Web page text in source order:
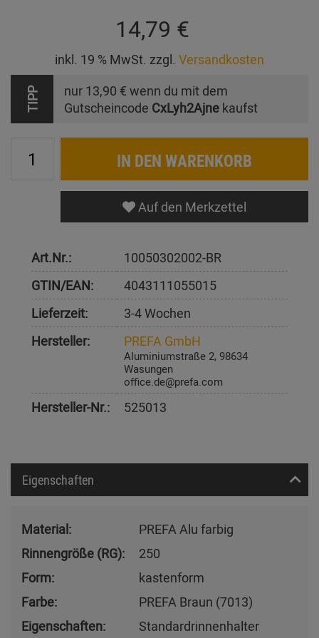
14,79 €
inkl. 19 % MwSt. zzgl. Versandkosten
TIPP nur 13,90 € wenn du mit dem
Gutscheincode CxLyh2Ajne kaufst
IN DEN WARENKORB
Auf den Merkzettel
Art.Nr.:
10050302002-BR
GTIN/EAN:
4043111055015
Lieferzeit:
3-4 Wochen
Hersteller:
PREFA GmbH
Aluminiumstraße 2, 98634
Wasungen
office.de@prefa.com
Hersteller-Nr.: 525013
Eigenschaften
Material:
PREFA Alu farbig
Rinnengröße (RG):
250
Form:
kastenform
Farbe:
PREFA Braun (7013)
Eigenschaften:
Standardrinnenhalter